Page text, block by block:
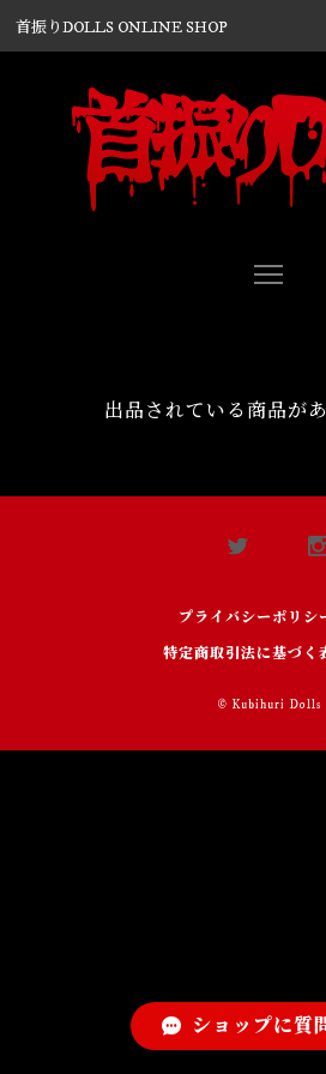
首振りDOLLS ONLINE SHOP
出品されている商品が
プライバシーポリシ
特定商取引法に基づく
© Kubihuri Dolls
ショップに質